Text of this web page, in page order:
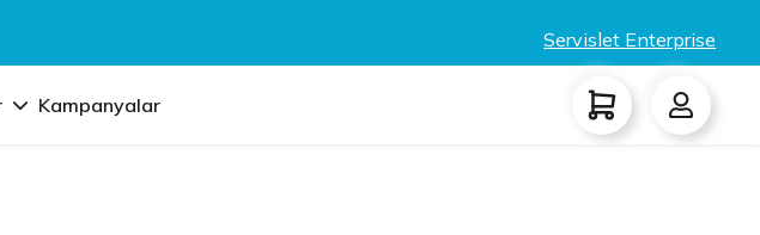
Servislet Enterprise
Kampanyalar